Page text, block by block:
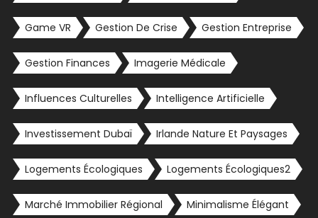
Game VR Gestion De Crise Gestion Entreprise
Gestion Finances Imagerie Médicale
Influences Culturelles Intelligence Artificielle
Investissement Dubaï Irlande Nature Et Paysages
Logements Écologiques Logements Écologiques2
Marché Immobilier Régional Minimalisme Élégant